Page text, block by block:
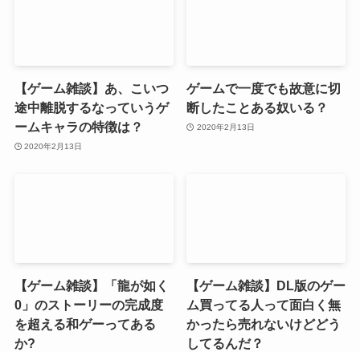
【ゲーム雑談】あ、こいつ
途中離脱するなっていうゲ
ームキャラの特徴は？
2020年2月13日
ゲームで一度でも故意に切
断したことある奴いる？
2020年2月13日
【ゲーム雑談】「龍が如く
0」のストーリーの完成度
を超える和ゲーってある
か?
【ゲーム雑談】DL版のゲー
ム買ってる人って面白く無
かったら売れないけどどう
してるんだ？